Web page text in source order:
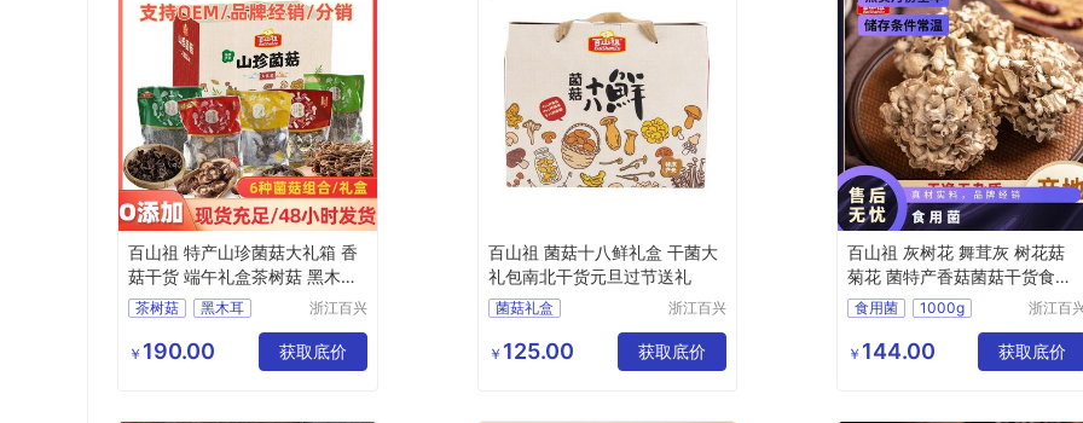
百山祖 特产山珍菌菇大礼箱 香
菇干货 端午礼盒茶树菇 黑木耳
825g
茶树菇
黑木耳
香菇干货
浙江百兴
公司
￥ 190.00 获取底价
百山祖 菌菇十八鲜礼盒 干菌大
礼包南北干货元旦过节送礼
菌菇礼盒
花菇
猴头菇
金钱菇
浙江百兴
公司
￥ 125.00 获取底价
百山祖 灰树花 舞茸灰 树花菇
菊花 菌特产香菇菌菇干货食用
菌食用菌
1000g
干货
浙江百
公司
￥ 144.00 获取底价